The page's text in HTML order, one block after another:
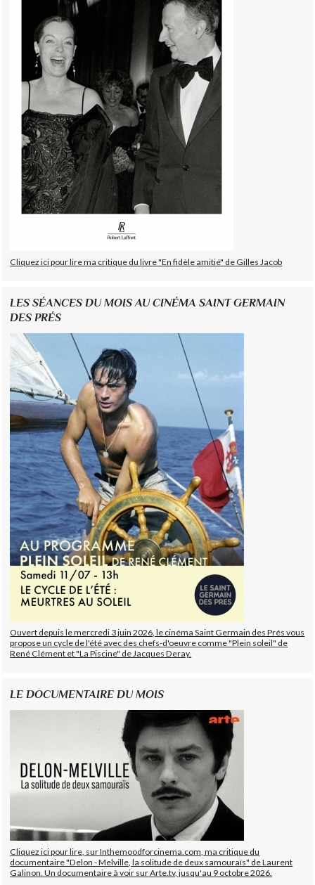
Cliquez ici pour lire ma critique du livre "En fidèle amitié" de Gilles Jacob
LES SÉANCES DU MOIS AU CINÉMA SAINT GERMAIN
DES PRÉS
Ouvert depuis le mercredi 3 juin 2026, le cinéma Saint Germain des Prés vous
propose un cycle de l'été avec des chefs-d'oeuvre comme "Plein soleil" de
René Clément et "La Piscine" de Jacques Deray.
LE DOCUMENTAIRE DU MOIS
Cliquez ici pour lire, sur Inthemoodforcinema.com, ma critique du
documentaire "Delon - Melville, la solitude de deux samouraïs" de Laurent
Galinon. Un documentaire à voir sur Arte.tv, jusqu'au 9 octobre 2026.